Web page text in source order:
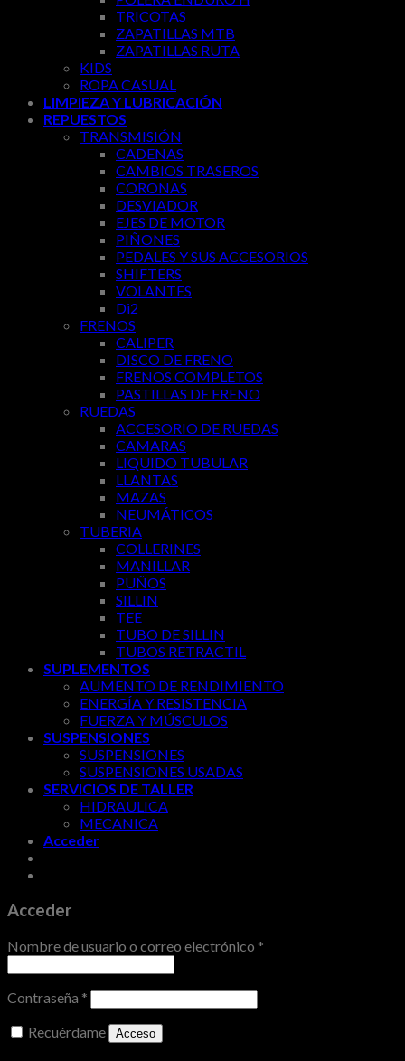
TRICOTAS
ZAPATILLAS MTB
ZAPATILLAS RUTA
KIDS
ROPA CASUAL
LIMPIEZA Y LUBRICACIÓN
REPUESTOS
TRANSMISIÓN
CADENAS
CAMBIOS TRASEROS
CORONAS
DESVIADOR
EJES DE MOTOR
PIÑONES
PEDALES Y SUS ACCESORIOS
SHIFTERS
VOLANTES
Di2
FRENOS
CALIPER
DISCO DE FRENO
FRENOS COMPLETOS
PASTILLAS DE FRENO
RUEDAS
ACCESORIO DE RUEDAS
CAMARAS
LIQUIDO TUBULAR
LLANTAS
MAZAS
NEUMÁTICOS
TUBERIA
COLLERINES
MANILLAR
PUÑOS
SILLIN
TEE
TUBO DE SILLIN
TUBOS RETRACTIL
SUPLEMENTOS
AUMENTO DE RENDIMIENTO
ENERGÍA Y RESISTENCIA
FUERZA Y MÚSCULOS
SUSPENSIONES
SUSPENSIONES
SUSPENSIONES USADAS
SERVICIOS DE TALLER
HIDRAULICA
MECANICA
Acceder
Acceder
Nombre de usuario o correo electrónico *
Contraseña *
Recuérdame
Acceso